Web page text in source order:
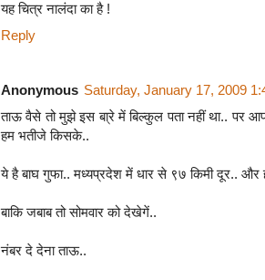
यह चित्र नालंदा का है !
Reply
Anonymous Saturday, January 17, 2009
ताऊ वैसे तो मुझे इस बा्रे में बिल्कुल पता नहीं था.. पर
हम भतीजे किसके..
ये है बाघ गुफा.. मध्यप्रदेश में धार से ९७ किमी दूर.. और
बाकि जबाब तो सोमवार को देखेगें..
नंबर दे देना ताऊ..